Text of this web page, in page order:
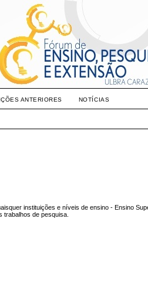
ANTERIORES NOTÍCIAS
instituições e níveis de ensino - Ensino
trabalhos de pesquisa.